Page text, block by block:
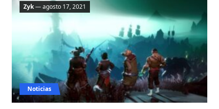
Noticias
Zyk— agosto 17, 2021